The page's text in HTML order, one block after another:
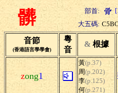
髒 部首:
大五碼: C5BC
音節
(香港語言學學會)
粵
音
& 根據
zong1
黃(p.37)
周(p.202)
李(p.125)
何(p.271)